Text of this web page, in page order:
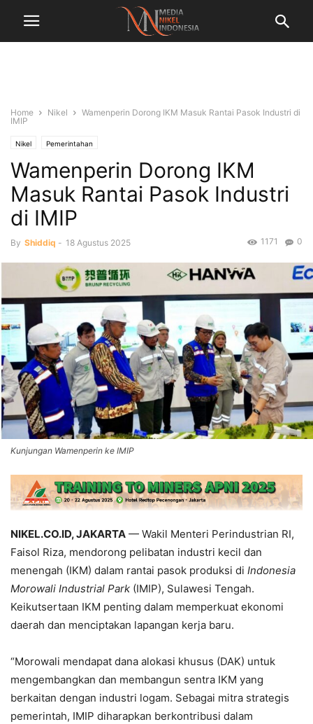
Home Nikel
Wamenperin Dorong IKM Masuk Rantai Pasok Industri di
IMIP
Nikel Pemerintahan
Wamenperin Dorong IKM
Masuk Rantai Pasok Industri
di IMIP
By Shiddiq - 18 Agustus 2025 0
1171
Kunjungan Wamenperin ke IMIP
NIKEL.CO.ID, JAKARTA — Wakil Menteri Perindustrian RI,
Faisol Riza, mendorong pelibatan industri kecil dan
menengah (IKM) dalam rantai pasok produksi di Indonesia
Morowali Industrial Park (IMIP), Sulawesi Tengah.
Keikutsertaan IKM penting dalam memperkuat ekonomi
daerah dan menciptakan lapangan kerja baru.
“Morowali mendapat dana alokasi khusus (DAK) untuk
mengembangkan dan membangun sentra IKM yang
berkaitan dengan industri logam. Sebagai mitra strategis
pemerintah, IMIP diharapkan berkontribusi dalam